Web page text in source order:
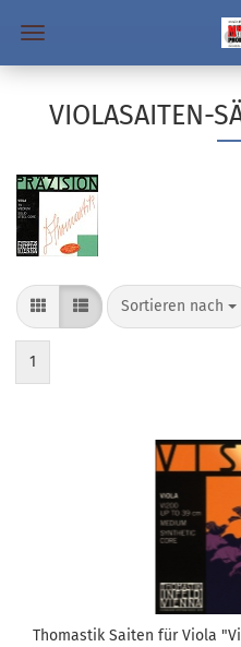
VIOLASAITEN-
Sortieren nach
Sortieren nach
1
Thomastik Saiten für Viola